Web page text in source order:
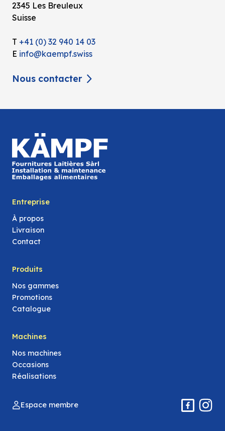
2345 Les Breuleux
Suisse
T +41 (0) 32 940 14 03
E info@kaempf.swiss
Nous contacter
Entreprise
À propos
Livraison
Contact
Produits
Nos gammes
Promotions
Catalogue
Machines
Nos machines
Occasions
Réalisations
Espace membre